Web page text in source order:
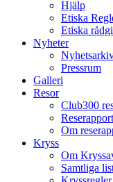
Hjälp
Etiska
Etiska
Nyheter
Pressrum
Galleri
Resor
Club300
Om
Kryss
Om
Samtliga